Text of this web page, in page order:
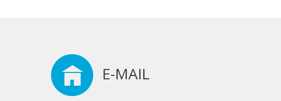
E-MAIL